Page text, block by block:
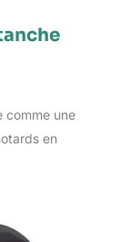
comme une
en